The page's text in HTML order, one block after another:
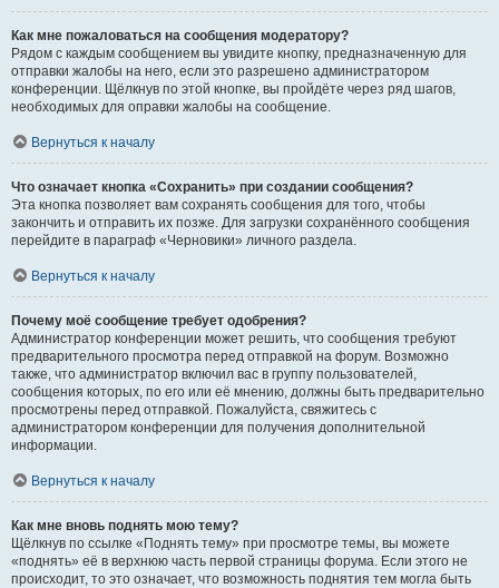
Как мне пожаловаться на сообщения модератору?
Рядом с каждым сообщением вы увидите кнопку, предназначенную для
отправки жалобы на него, если это разрешено администратором
конференции. Щёлкнув по этой кнопке, вы пройдёте через ряд шагов,
необходимых для оправки жалобы на сообщение.
Вернуться к началу
Что означает кнопка «Сохранить» при создании сообщения?
Эта кнопка позволяет вам сохранять сообщения для того, чтобы
закончить и отправить их позже. Для загрузки сохранённого сообщения
перейдите в параграф «Черновики» личного раздела.
Вернуться к началу
Почему моё сообщение требует одобрения?
Администратор конференции может решить, что сообщения требуют
предварительного просмотра перед отправкой на форум. Возможно
также, что администратор включил вас в группу пользователей,
сообщения которых, по его или её мнению, должны быть предварительно
просмотрены перед отправкой. Пожалуйста, свяжитесь с
администратором конференции для получения дополнительной
информации.
Вернуться к началу
Как мне вновь поднять мою тему?
Щёлкнув по ссылке «Поднять тему» при просмотре темы, вы можете
«поднять» её в верхнюю часть первой страницы форума. Если этого не
происходит, то это означает, что возможность поднятия тем могла быть